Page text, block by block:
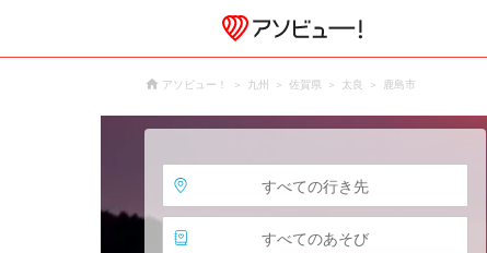
アソビュー！ 九州 佐賀県 太良 鹿島市
すべての行き先
すべてのあそび